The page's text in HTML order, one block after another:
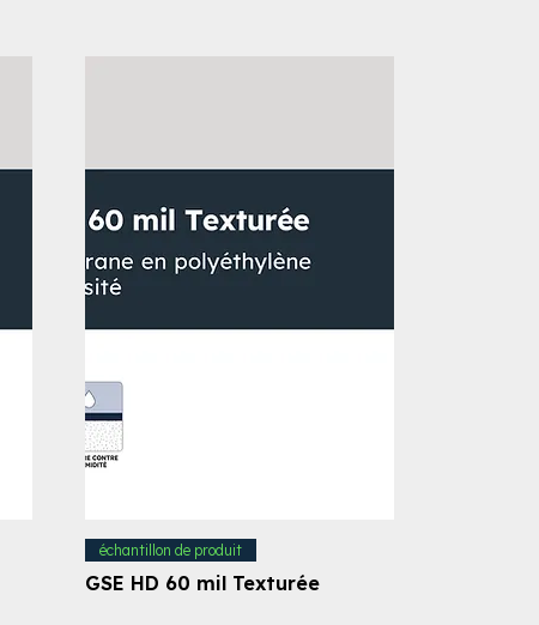
échantillon de produit
GSE HD 60 mil Texturée